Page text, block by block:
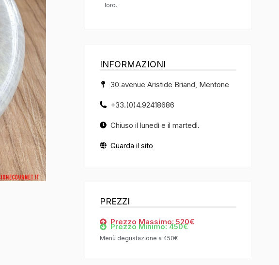
loro.
INFORMAZIONI
30 avenue Aristide Briand, Mentone
+33.(0)4.92418686
Chiuso il lunedì e il martedì.
Guarda il sito
PREZZI
Prezzo Massimo: 520€
Prezzo Minimo: 450€
Menù degustazione a 450€